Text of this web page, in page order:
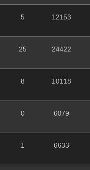
5 12153
25 24422
8 10118
0 6079
1 6633